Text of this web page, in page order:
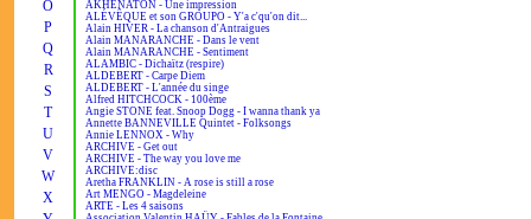
O
P
Q
R
S
T
U
V
W
X
AKHENATON - Une impression
ALÉVÊQUE et son GROUPO - Y'a c'qu'on dit...
Alain HIVER - La chanson d'Antraigues
Alain MANARANCHE - Dans le vent
Alain MANARANCHE - Sentiment
ALAMBIC - Dichaïtz (respire)
ALDEBERT - Carpe Diem
ALDEBERT - L'année du singe
Alfred HITCHCOCK - 100ème
Angie STONE feat. Snoop Dogg - I wanna thank ya
Annette BANNEVILLE Quintet - Folksongs
Annie LENNOX - Why
ARCHIVE - Get out
ARCHIVE - The way you love me
ARCHIVE:disc
Aretha FRANKLIN - A rose is still a rose
Art MENGO - Magdeleine
ARTE - Les 4 saisons